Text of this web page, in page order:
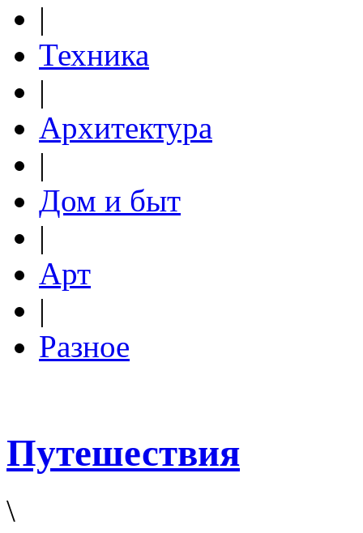
|
Техника
|
Архитектура
|
Дом и быт
|
Арт
|
Разное
Путешествия
\